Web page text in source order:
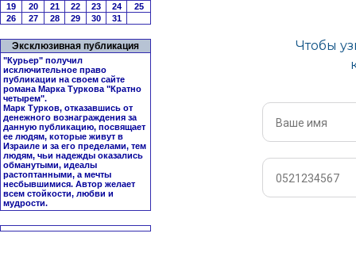
19
20 21 22 23 24
25
26
27 28 29 30 31
Эксклюзивная публикация
"Курьер" получил
исключительное право
публикации на своем сайте
романа Марка Туркова "Кратно
четырем".
Марк Турков, отказавшись от
денежного вознаграждения за
данную публикацию, посвящает
ее людям, которые живут в
Израиле и за его пределами, тем
людям, чьи надежды оказались
обманутыми, идеалы
растоптанными, а мечты
несбывшимися. Автор желает
всем стойкости, любви и
мудрости.